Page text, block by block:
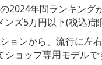
2024年間ランキング
ズ5万円以下(税込)
ョンから、流行に左
ショップ専用モデルで